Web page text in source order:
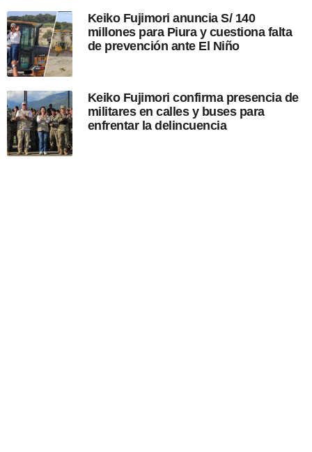
Keiko Fujimori anuncia S/ 140
millones para Piura y cuestiona falta
de prevención ante El Niño
Keiko Fujimori confirma presencia de
militares en calles y buses para
enfrentar la delincuencia